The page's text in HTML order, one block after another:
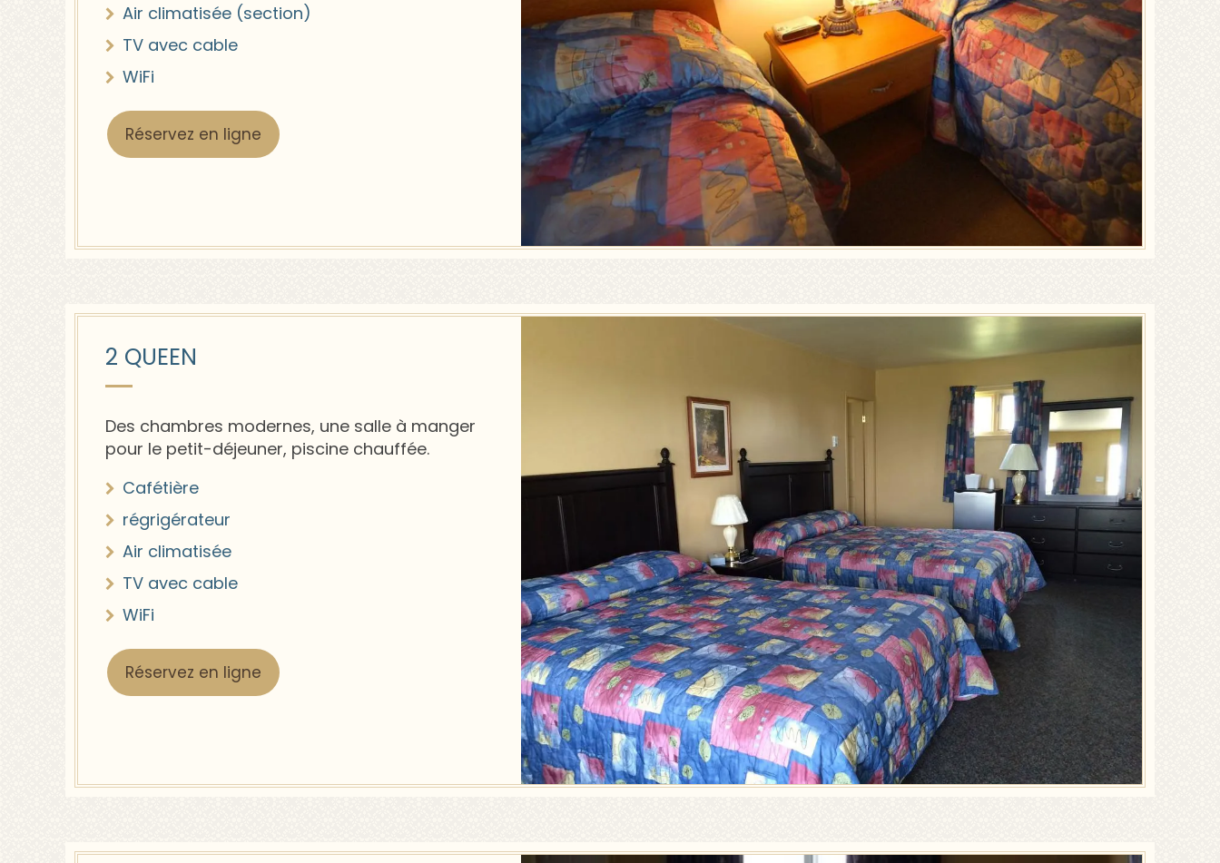
Air climatisée (section)
TV avec cable
WiFi
Réservez en ligne
2 QUEEN
Des chambres modernes, une salle à manger
pour le petit-déjeuner, piscine chauffée.
Cafétière
régrigérateur
Air climatisée
TV avec cable
WiFi
Réservez en ligne